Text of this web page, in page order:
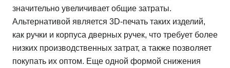
значительно увеличивает общие затраты.
Альтернативой является 3D-печать таких изделий,
как ручки и корпуса дверных ручек, что требует более
низких производственных затрат, а также позволяет
покупать их оптом. Еще одной формой снижения